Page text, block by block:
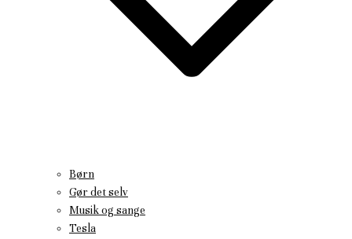
Børn
Gør det selv
Musik og sange
Tesla